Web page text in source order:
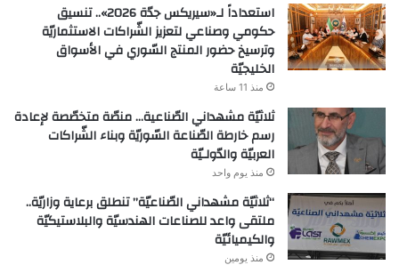
استعداداً لـ«سيريكس جدّة 2026».. تنسيق
حكومي وصناعي لتعزيز الشّراكات الاستثماريّة
وترسيخ حضور المنتج السّوري في الأسواق
الخليجيّة
منذ 11 ساعة
ثلاثيّة مشهداني الصّناعية… منصّة متخصّصة لإعادة
رسم خارطة الصّناعة السّوريّة وبناء الشّراكات
العربيّة والدّولـيّة
منذ يوم واحد
“ثلاثيّة مشهداني الصّناعيّة” تنطلق برعاية وزاريّة..
ملتقى واعد للصناعات الهندسيّة والبلاستيكيّة
والكيميائيّة
منذ يومين